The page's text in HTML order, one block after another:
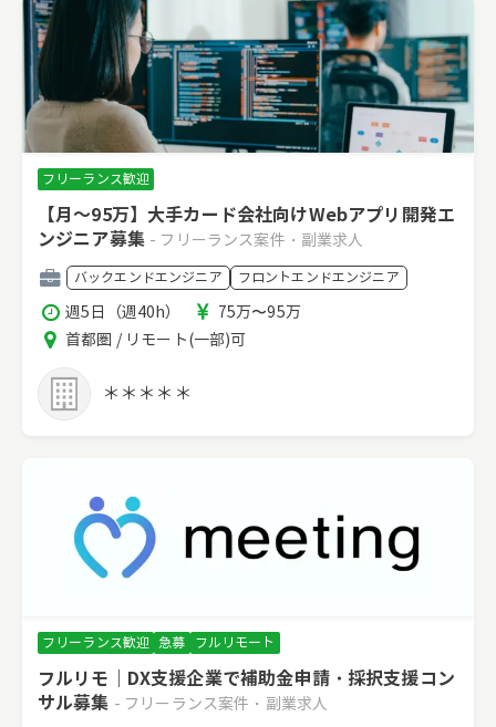
フリーランス歓迎
【月～95万】大手カード会社向けWebアプリ開発エ
ンジニア募集 - フリーランス案件・副業求人
職
種
バックエンドエンジニア フロントエンドエンジニア
稼
働
時
間
週5日（週40h）
報
酬
75万〜95万
エ
ア
首都圏 / リモート(一部)可
＊＊＊＊＊
フリーランス歓迎 急募 フルリモート
フルリモ｜DX支援企業で補助金申請・採択支援コン
サル募集 - フリーランス案件・副業求人